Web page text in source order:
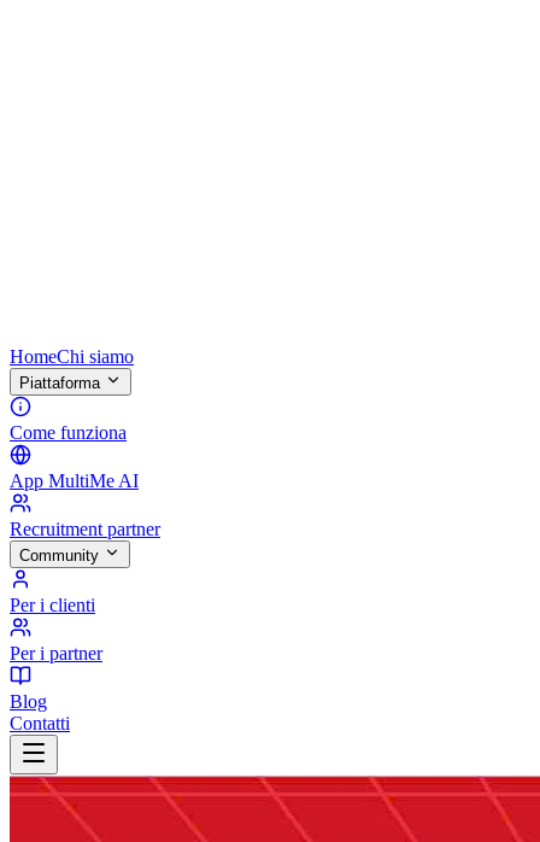
HomeChi siamo
Piattaforma
Come funziona
App MultiMe AI
Recruitment partner
Community
Per i clienti
Per i partner
Blog
Contatti